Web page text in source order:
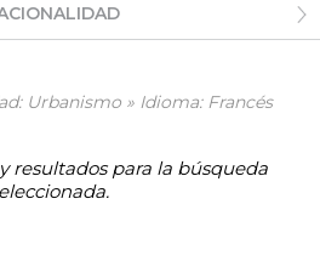
Urbanismo » Idioma: Francés
resultados para la búsqueda